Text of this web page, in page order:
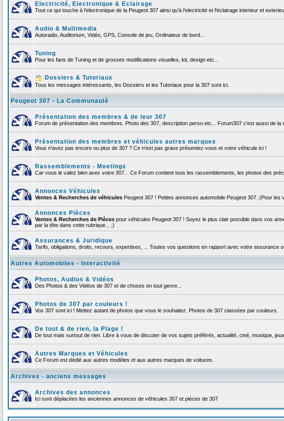
Electricité, Electronique & Eclairage
Tout ce qui touche à l'electronique de la Peugeot 307 ainsi qu'à l'electricité et l'éclairage interieur et
Audio & Multimedia
Autoradio, Auditorium, Vidéo, GPS, Console de jeu, Ordinateur de bord...
Tuning
Pour les fans de Tuning et de grosses modifications visuelles, kit, design etc...
Dossiers & Tutoriaux
Tous les messages intéressants, les Dossiers et les Tutoriaux pour la 307 sont ici.
Peugeot 307 - La Communauté
Présentation des membres & de leur 307
Forum de présentation des membres. Photo des 307, description perso etc... Forum307 c'est aussi de la
Présentation des membres et véhicules autres marques
Vous n'avez pas encore ou plus de 307 ? Ce n'est pas grave présentez-vous et votre véhicule ici !
Rassemblements - Meetings
Car vous le valez bien avec votre 307... Ce Forum contient tous les rassemblements, les photos des
Annonces Véhicules
Ventes & Recherches de véhicules Peugeot 307 ! Petites annonces automobile Peugeot 307. (Pour
Annonces Pièces
Ventes & Recherches de Pièces pour véhicules Peugeot 307 ! Soyez le plus clair possible dans vos
par la tête dans cette rubrique... ;)
Assurances & Juridique
Tarifs, obligations, droits, recours, expertises, ... Toutes vos questions en rapport avec votre assurance
Autres Automobiles - Interactivité
Photos, Audios & Vidéos
Des Photos & des Vidéos de 307 et de choses en tout genre...
Photos de 307 par couleurs !
Vos 307 sont ici ! Mettez autant de photos que vous le souhaitez. Photos de 307 classées par couleurs.
De tout & de rien, la Plage !
De tout mais surtout de rien. Libre à vous de discuter de vos sujets préférés, actualité, ciné, musique,
Autres Marques et Véhicules
Ce Forum est dédié aux autres modèles et aux autres marques de voitures.
Archives - anciens messages
Archives des annonces
Ici sont déplacées les anciennes annonces de véhicules 307 et pièces de 307